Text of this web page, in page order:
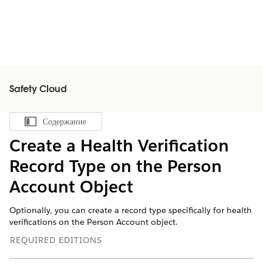
Safety Cloud
Показать содержание
Содержание
Create a Health Verification
Record Type on the Person
Account Object
Optionally, you can create a record type specifically for health
verifications on the Person Account object.
REQUIRED EDITIONS